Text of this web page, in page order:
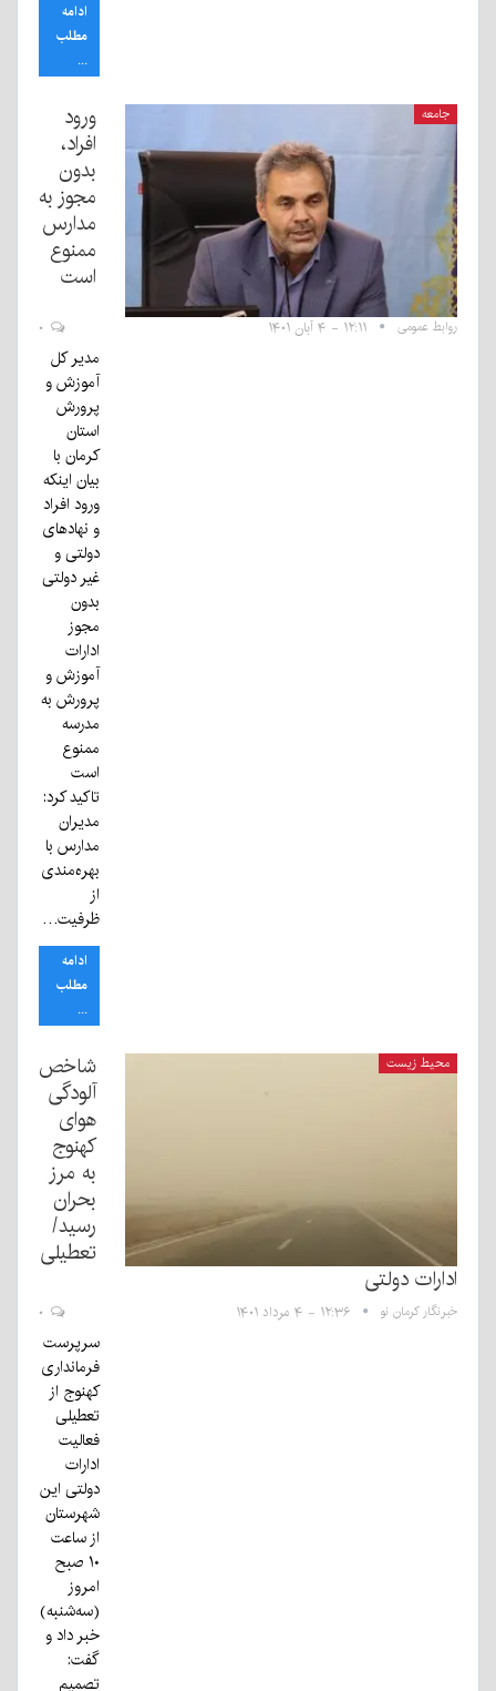
ادامه
مطلب
...
جامعه
ورود
افراد،
بدون
مجوز به
مدارس
ممنوع
است
روابط عمومی ۱۲:۱۱ - ۴ آبان ۱۴۰۱
مدیر کل
آموزش و
پرورش
استان
کرمان با
بیان اینکه
ورود افراد
و نهادهای
دولتی و
غیر دولتی
بدون
مجوز
ادارات
آموزش و
پرورش به
مدرسه
ممنوع
است
تاکید کرد:
مدیران
مدارس با
بهره‌مندی
از
ظرفیت…
ادامه
مطلب
...
محیط زیست
شاخص
آلودگی
هوای
کهنوج
به مرز
بحران
رسید/
تعطیلی
ادارات دولتی
خبرنگار کرمان نو ۱۲:۳۶ - ۴ مرداد ۱۴۰۱
سرپرست
فرمانداری
کهنوج از
تعطیلی
فعالیت
ادارات
دولتی این
شهرستان
از ساعت
۱۰ صبح
امروز
(سه‌شنبه)
خبر داد و
گفت:
تصمیم